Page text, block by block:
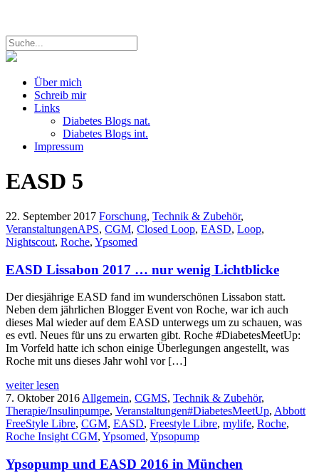
Über mich
Schreib mir
Links
Diabetes Blogs nat.
Diabetes Blogs int.
Impressum
EASD 5
22. September 2017 Forschung, Technik & Zubehör,
VeranstaltungenAPS, CGM, Closed Loop, EASD, Loop,
Nightscout, Roche, Ypsomed
EASD Lissabon 2017 … nur wenig Lichtblicke
Der diesjährige EASD fand im wunderschönen Lissabon statt.
Neben dem jährlichen Blogger Event von Roche, war ich auch
dieses Mal wieder auf dem EASD unterwegs um zu schauen, was
es evtl. Neues für uns zu erwarten gibt. Roche #DiabetesMeetUp:
Im Vorfeld hatte ich schon einige Überlegungen angestellt, was
Roche mit uns dieses Jahr wohl vor […]
weiter lesen
7. Oktober 2016 Allgemein, CGMS, Technik & Zubehör,
Therapie/Insulinpumpe, Veranstaltungen#DiabetesMeetUp, Abbott
FreeStyle Libre, CGM, EASD, Freestyle Libre, mylife, Roche,
Roche Insight CGM, Ypsomed, Ypsopump
Ypsopump und EASD 2016 in München